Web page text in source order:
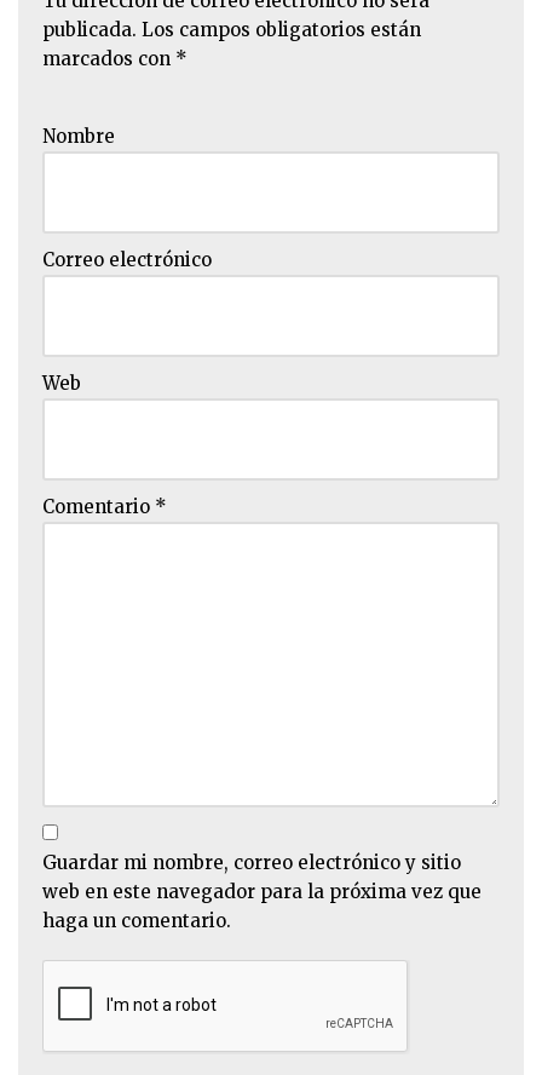
publicada. Los campos obligatorios están
marcados con *
Nombre
Correo electrónico
Web
Comentario *
Guardar mi nombre, correo electrónico y sitio
web en este navegador para la próxima vez que
haga un comentario.